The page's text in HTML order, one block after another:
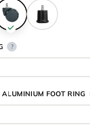
?
ALUMINIUM FOOT RING